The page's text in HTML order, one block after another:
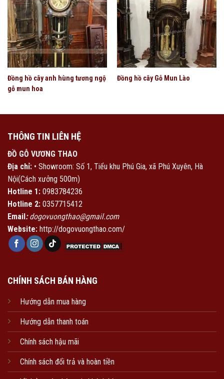
Đồng hồ cây anh hùng tương ngộ
gỗ mun hoa
Đồng hồ cây Gỗ Mun Lào
THÔNG TIN LIÊN HỆ
ĐỒ GỖ VƯƠNG THAO
Địa chỉ: • Showroom: Số 1, Tiểu khu Phú Gia, xã Phú Xuyên, Hà
Nội(Cách xưởng 500m)
Hotline 1: 0983784236
Hotline 2: 0357715412
Email:dogovuongthao@gmail.com
Website: http://dogovuongthao.com/
CHÍNH SÁCH BÁN HÀNG
Hướng dẫn mua hàng
Hướng dẫn thanh toán
Chính sách hậu mãi
Chính sách đổi trả và hoàn tiền